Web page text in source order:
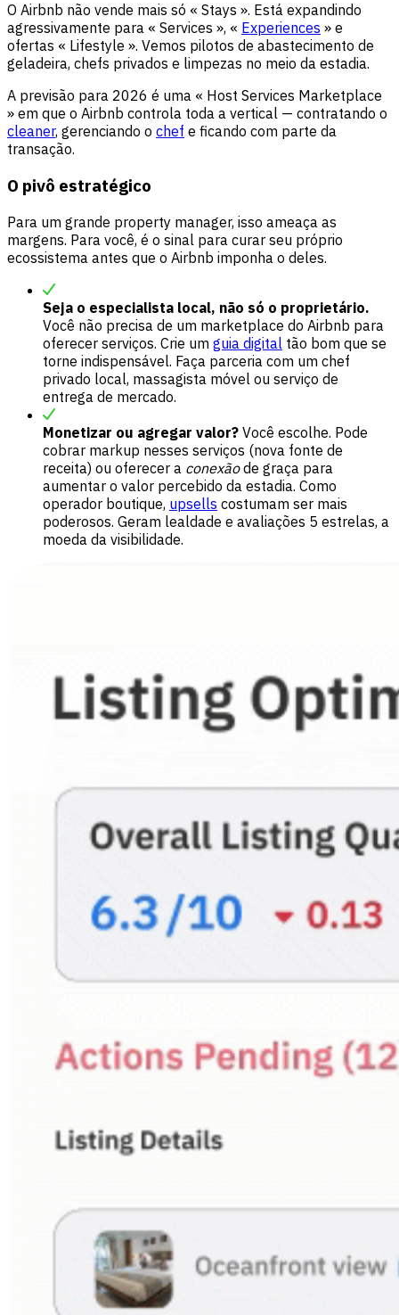
O Airbnb não vende mais só « Stays ». Está expandindo
agressivamente para « Services », « Experiences » e
ofertas « Lifestyle ». Vemos pilotos de abastecimento de
geladeira, chefs privados e limpezas no meio da estadia.
A previsão para 2026 é uma « Host Services Marketplace
» em que o Airbnb controla toda a vertical — contratando o
cleaner, gerenciando o chef e ficando com parte da
transação.
O pivô estratégico
Para um grande property manager, isso ameaça as
margens. Para você, é o sinal para curar seu próprio
ecossistema antes que o Airbnb imponha o deles.
Seja o especialista local, não só o proprietário.
Você não precisa de um marketplace do Airbnb para
oferecer serviços. Crie um guia digital tão bom que se
torne indispensável. Faça parceria com um chef
privado local, massagista móvel ou serviço de
entrega de mercado.
Monetizar ou agregar valor? Você escolhe. Pode
cobrar markup nesses serviços (nova fonte de
receita) ou oferecer a conexãode graça para
aumentar o valor percebido da estadia. Como
operador boutique, upsells costumam ser mais
poderosos. Geram lealdade e avaliações 5 estrelas, a
moeda da visibilidade.